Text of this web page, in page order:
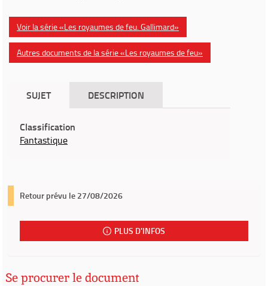
Voir la série «Les royaumes de feu. Gallimard»
Autres documents de la série «Les royaumes de feu»
SUJET DESCRIPTION
Classification
Fantastique
Retour prévu le 27/08/2026
PLUS D'INFOS
Se procurer le document